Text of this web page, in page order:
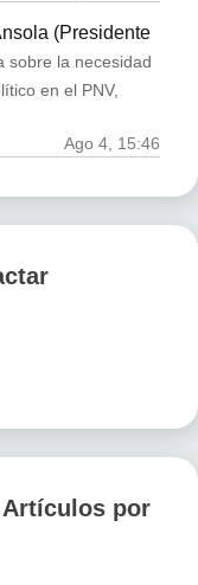
(Presidente
sobre la necesidad
en el PNV,
Ago 4, 15:46
por